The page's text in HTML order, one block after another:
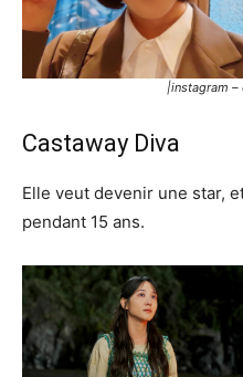
|instagram –
Castaway Diva
Elle veut devenir une star,
pendant 15 ans.